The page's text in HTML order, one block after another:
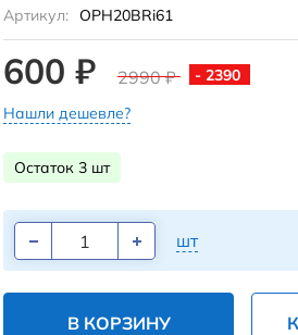
Артикул:
OPH20BRi61
600 ₽ 2990 ₽
- 2390
Нашли дешевле?
Остаток 3 шт
шт
В КОРЗИНУ